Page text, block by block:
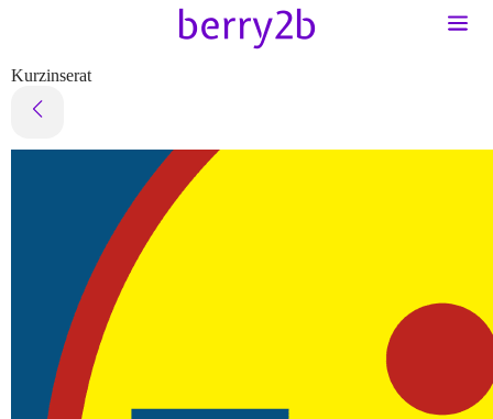
Kurzinserat